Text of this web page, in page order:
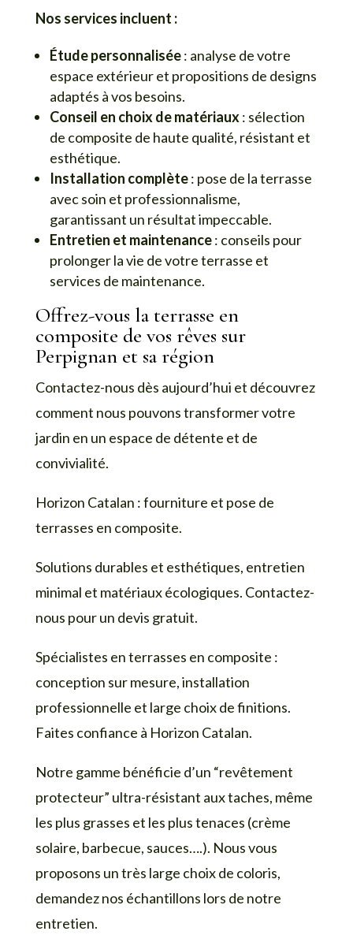
Nos services incluent :
Étude personnalisée: analyse de votre
espace extérieur et propositions de designs
adaptés à vos besoins.
Conseil en choix de matériaux: sélection
de composite de haute qualité, résistant et
esthétique.
Installation complète: pose de la terrasse
avec soin et professionnalisme,
garantissant un résultat impeccable.
Entretien et maintenance: conseils pour
prolonger la vie de votre terrasse et
services de maintenance.
Offrez-vous la terrasse en
composite de vos rêves sur
Perpignan et sa région
Contactez-nous dès aujourd’hui et découvrez
comment nous pouvons transformer votre
jardin en un espace de détente et de
convivialité.
Horizon Catalan : fourniture et pose de
terrasses en composite.
Solutions durables et esthétiques, entretien
minimal et matériaux écologiques. Contactez-
nous pour un devis gratuit.
Spécialistes en terrasses en composite :
conception sur mesure, installation
professionnelle et large choix de finitions.
Faites confiance à Horizon Catalan.
Notre gamme bénéficie d’un “revêtement
protecteur” ultra-résistant aux taches, même
les plus grasses et les plus tenaces (crème
solaire, barbecue, sauces….). Nous vous
proposons un très large choix de coloris,
demandez nos échantillons lors de notre
entretien.